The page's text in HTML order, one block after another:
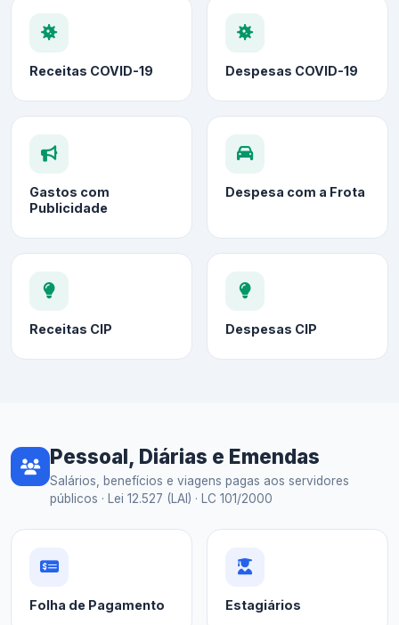
Receitas COVID-19 Despesas COVID-19
Gastos com
Publicidade
Despesa com a Frota
Receitas CIP Despesas CIP
Pessoal, Diárias e Emendas
Salários, benefícios e viagens pagas aos servidores
públicos · Lei 12.527 (LAI) · LC 101/2000
Folha de Pagamento Estagiários